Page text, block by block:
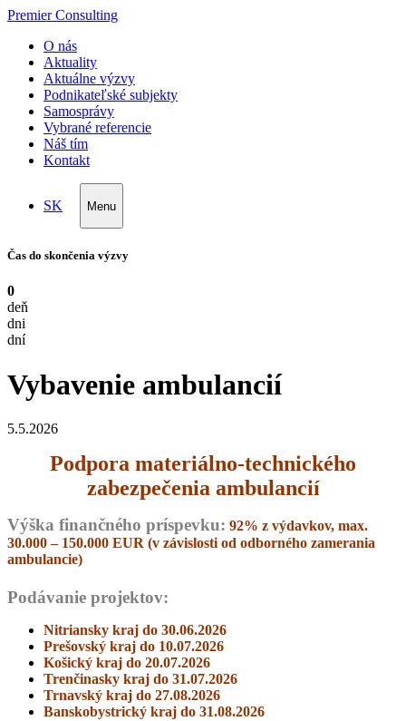
Premier Consulting
O nás
Aktuality
Aktuálne výzvy
Podnikateľské subjekty
Samosprávy
Vybrané referencie
Náš tím
Kontakt
SK Menu
Čas do skončenia výzvy
0
deň
dni
dní
Vybavenie ambulancií
5.5.2026
Podpora materiálno-technického
zabezpečenia ambulancií
Výška finančného príspevku: 92% z výdavkov, max.
30.000 – 150.000 EUR (v závislosti od odborného zamerania
ambulancie)
Podávanie projektov:
Nitriansky kraj do 30.06.2026
Prešovský kraj do 10.07.2026
Košický kraj do 20.07.2026
Trenčinasky kraj do 31.07.2026
Trnavský kraj do 27.08.2026
Banskobystrický kraj do 31.08.2026